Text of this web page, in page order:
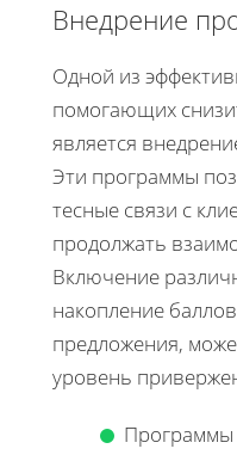
Внедрение
Одной из
помогающих
является
Эти программы
тесные связи с
продолжать
Включение
накопление
предложения,
уровень
Программы